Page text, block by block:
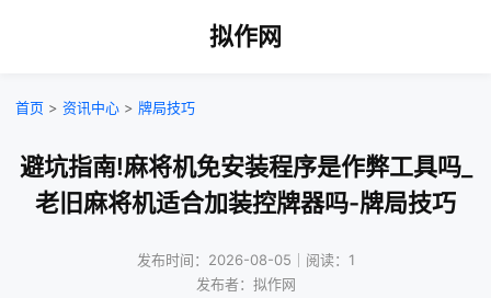
拟作网
首页 > 资讯中心 > 牌局技巧
避坑指南!麻将机免安装程序是作弊工具吗_
老旧麻将机适合加装控牌器吗-牌局技巧
发布时间：2026-08-05｜阅读：1
发布者：拟作网